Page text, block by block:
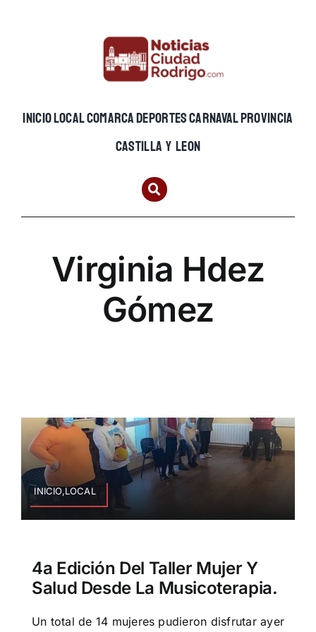
INICIOLOCALCOMARCADEPORTESCARNAVALPROVINCIA
CASTILLA Y LEON
Virginia Hdez
Gómez
INICIO,LOCAL
4a Edición Del Taller Mujer Y
Salud Desde La Musicoterapia.
Un total de 14 mujeres pudieron disfrutar ayer